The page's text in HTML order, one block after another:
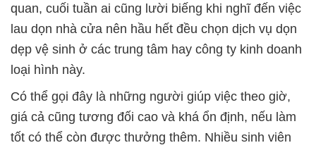
quan, cuối tuần ai cũng lười biếng khi nghĩ đến việc
lau dọn nhà cửa nên hầu hết đều chọn dịch vụ dọn
dẹp vệ sinh ở các trung tâm hay công ty kinh doanh
loại hình này.
Có thể gọi đây là những người giúp việc theo giờ,
giá cả cũng tương đối cao và khá ổn định, nếu làm
tốt có thể còn được thưởng thêm. Nhiều sinh viên